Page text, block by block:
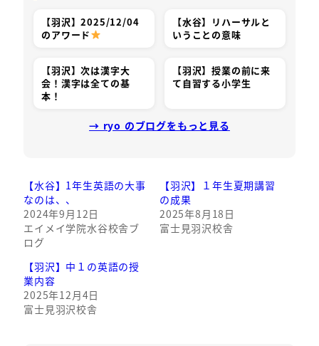
【羽沢】2025/12/04
のアワード
【水谷】リハーサルと
いうことの意味
【羽沢】次は漢字大
会！漢字は全ての基
本！
【羽沢】授業の前に来
て自習する小学生
→ ryo のブログをもっと見る
【水谷】1年生英語の大事
なのは、、
2024年9月12日
エイメイ学院水谷校舎ブ
ログ
【羽沢】１年生夏期講習
の成果
2025年8月18日
富士見羽沢校舎
【羽沢】中１の英語の授
業内容
2025年12月4日
富士見羽沢校舎